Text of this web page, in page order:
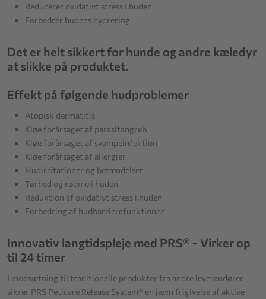
Reducerer oxidativt stress i huden
Forbedrer hudens hydrering
Det er helt sikkert for hunde og andre kæledyr
at slikke på produktet.
Effekt på følgende hudproblemer
Atopisk dermatitis
Kløe forårsaget af parasitangreb
Kløe forårsaget af svampeinfektion
Kløe forårsaget af allergier
Hudirritationer og betændelser
Tørhed og rødme i huden
Reduktion af oxidativt stress i huden
Forbedring af hudbarrierefunktionen
Innovativ langtidspleje med PRS® - Virker op
til 24 timer
I modsætning til traditionelle produkter fra andre leverandører
sikrer PRS Peticare Release System® en jævn frigivelse af aktive